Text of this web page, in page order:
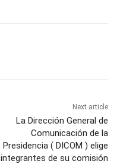
Next article
La Dirección General de
Comunicación de la
Presidencia ( DICOM ) elige
integrantes de su comisión